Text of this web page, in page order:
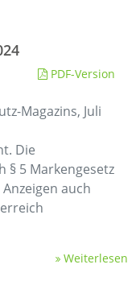
PDF-Version
Magazins, Juli
Die
§ 5 Markengesetz
auch
Weiterlesen